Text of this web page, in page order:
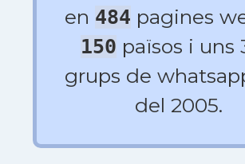
en 484 pagines
150 països i uns
grups de
del 2005.